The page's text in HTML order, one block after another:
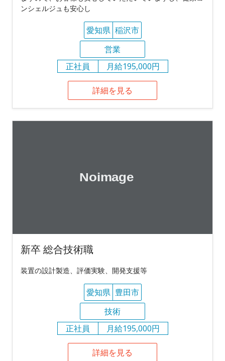
ンシェルジュも安心し
愛知県 稲沢市
営業
正社員
月給195,000円
詳細を見る
新卒 総合技術職
装置の設計製造、評価実験、開発支援等
愛知県 豊田市
技術
正社員
月給195,000円
詳細を見る